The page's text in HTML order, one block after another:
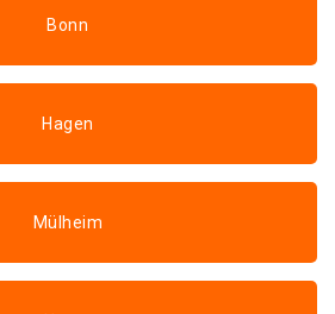
Bonn
Hagen
Mülheim